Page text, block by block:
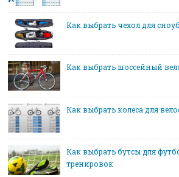
Как выбрать чехол для
Как выбрать шоссейный
Как выбрать колеса для
Как выбрать бутсы для
тренировок